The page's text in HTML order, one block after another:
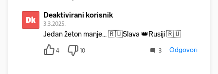
Dk Deaktivirani korisnik
3.3.2025.
Jedan žeton manje... 🇷🇺Slava 👑Rusiji 🇷🇺
4 10 3 Odgovori